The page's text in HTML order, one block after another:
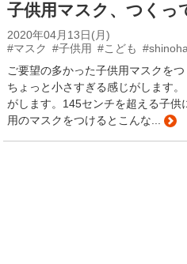
子供用マスク、つくっ
2020年04月13日(月)
#マスク #子供用 #こども
ご要望の多かった子供用マスクを
ちょっと小さすぎる感じがします
がします。145センチを超える子供
用のマスクをつけるとこんな...